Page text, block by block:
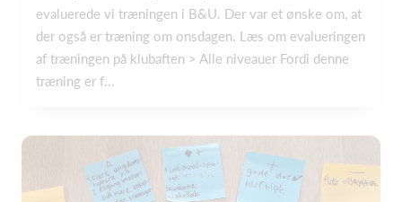
evaluerede vi træningen i B&U. Der var et ønske om, at
der også er træning om onsdagen. Læs om evalueringen
af træningen på klubaften > Alle niveauer Fordi denne
træning er f...